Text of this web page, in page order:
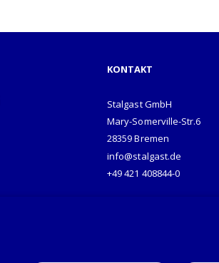
KONTAKT
Stalgast GmbH
Mary-Somerville-Str.6
28359 Bremen
info@stalgast.de
+49 421 408844-0